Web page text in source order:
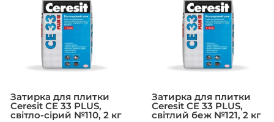
Затирка для плитки
Ceresit CE 33 PLUS,
світло-сірий №110, 2 кг
Затирка для плитки
Ceresit CE 33 PLUS,
світлий беж №121, 2 кг